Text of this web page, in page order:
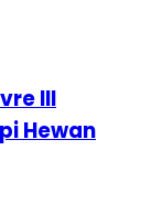
III
Hewan